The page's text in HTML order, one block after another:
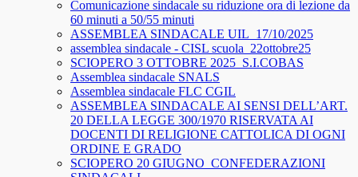
Comunicazione sindacale su riduzione ora di lezione da
60 minuti a 50/55 minuti
ASSEMBLEA SINDACALE UIL_17/10/2025
assemblea sindacale - CISL scuola_22ottobre25
SCIOPERO 3 OTTOBRE 2025_S.I.COBAS
Assemblea sindacale SNALS
Assemblea sindacale FLC CGIL
ASSEMBLEA SINDACALE AI SENSI DELL’ART.
20 DELLA LEGGE 300/1970 RISERVATA AI
DOCENTI DI RELIGIONE CATTOLICA DI OGNI
ORDINE E GRADO
SCIOPERO 20 GIUGNO_CONFEDERAZIONI